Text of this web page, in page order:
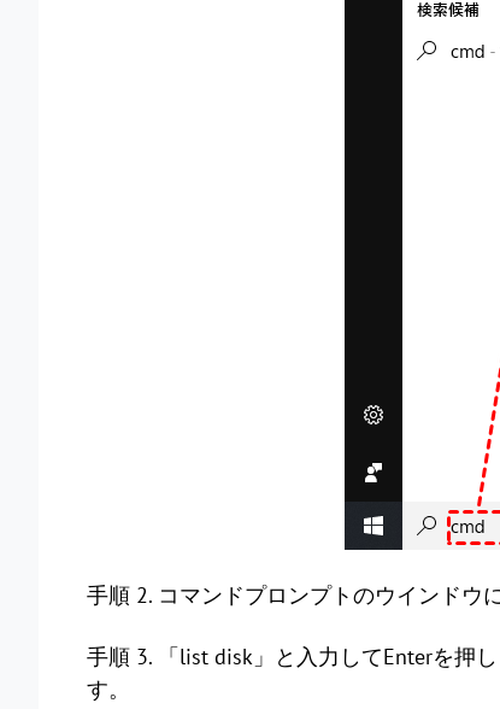
手順 2. コマンドプロンプトのウインドウ
手順 3. 「list disk」と入力してEnterを押
す。